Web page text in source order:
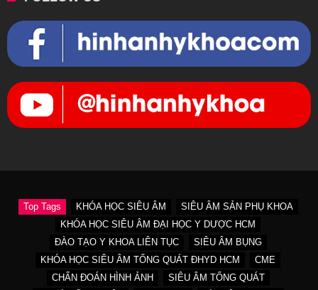
Top Tags KHÓA HỌC SIÊU ÂM
SIÊU ÂM SẢN PHỤ KHOA
KHÓA HỌC SIÊU ÂM ĐẠI HỌC Y DƯỢC HCM
ĐÀO TẠO Y KHOA LIÊN TỤC
SIÊU ÂM BỤNG
KHÓA HỌC SIÊU ÂM TỔNG QUÁT ĐHYD HCM
CME
CHẨN ĐOÁN HÌNH ẢNH
SIÊU ÂM TỔNG QUÁT